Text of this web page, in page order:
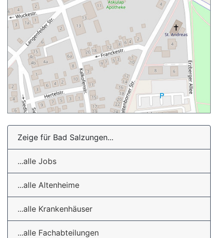
Zeige für Bad Salzungen...
...alle Jobs
...alle Altenheime
...alle Krankenhäuser
...alle Fachabteilungen